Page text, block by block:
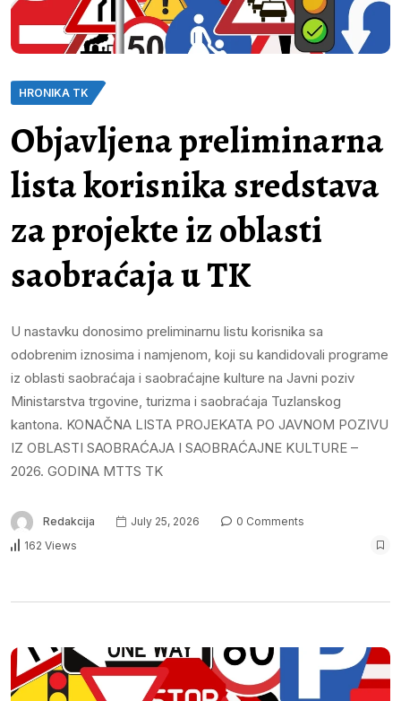
HRONIKA TK
Objavljena preliminarna
lista korisnika sredstava
za projekte iz oblasti
saobraćaja u TK
U nastavku donosimo preliminarnu listu korisnika sa
odobrenim iznosima i namjenom, koji su kandidovali programe
iz oblasti saobraćaja i saobraćajne kulture na Javni poziv
Ministarstva trgovine, turizma i saobraćaja Tuzlanskog
kantona. KONAČNA LISTA PROJEKATA PO JAVNOM POZIVU
IZ OBLASTI SAOBRAĆAJA I SAOBRAĆAJNE KULTURE –
2026. GODINA MTTS TK
Redakcija July 25, 2026
0 Comments
162 Views